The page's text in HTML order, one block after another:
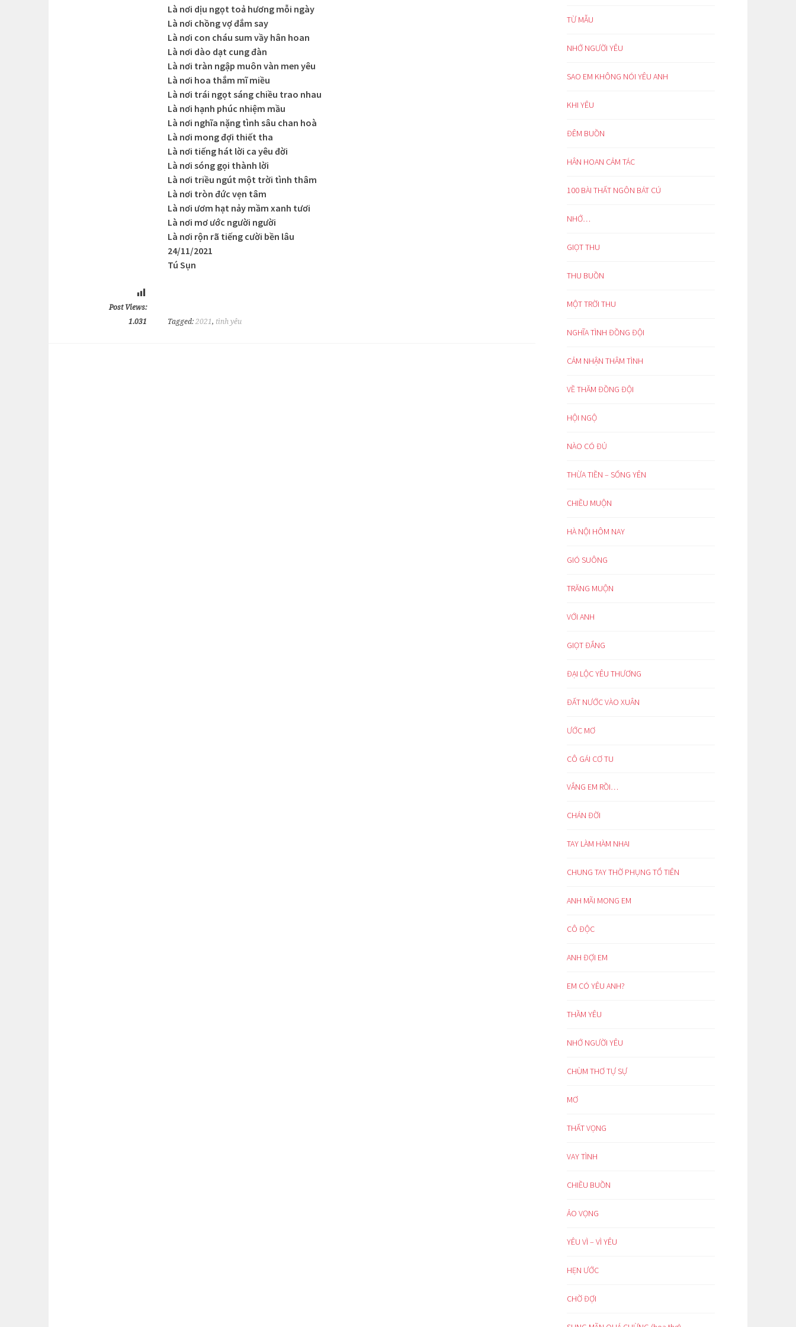
Là nơi dịu ngọt toả hương mỗi ngày
Là nơi chồng vợ đắm say
Là nơi con cháu sum vầy hân hoan
Là nơi dào dạt cung đàn
Là nơi tràn ngập muôn vàn men yêu
Là nơi hoa thắm mĩ miều
Là nơi trái ngọt sáng chiều trao nhau
Là nơi hạnh phúc nhiệm mầu
Là nơi nghĩa nặng tình sâu chan hoà
Là nơi mong đợi thiết tha
Là nơi tiếng hát lời ca yêu đời
Là nơi sóng gọi thành lời
Là nơi triều ngút một trời tình thâm
Là nơi tròn đức vẹn tâm
Là nơi ươm hạt nảy mầm xanh tươi
Là nơi mơ ước người người
Là nơi rộn rã tiếng cười bền lâu
24/11/2021
Tú Sụn
Post Views:
1.031
Tagged: 2021, tình yêu
TỪ MẪU
NHỚ NGƯỜI YÊU
SAO EM KHÔNG NÓI YÊU ANH
KHI YÊU
ĐÊM BUỒN
HÂN HOAN CẢM TÁC
100 BÀI THẤT NGÔN BÁT CÚ
NHỚ…
GIỌT THU
THU BUỒN
MỘT TRỜI THU
NGHĨA TÌNH ĐỒNG ĐỘI
CẢM NHẬN THÂM TÌNH
VỀ THĂM ĐỒNG ĐỘI
HỘI NGỘ
NÀO CÓ ĐỦ
THỪA TIỀN – SỐNG YÊN
CHIỀU MUỘN
HÀ NỘI HÔM NAY
GIÓ SUÔNG
TRĂNG MUỘN
VỚI ANH
GIỌT ĐẮNG
ĐẠI LỘC YÊU THƯƠNG
ĐẤT NƯỚC VÀO XUÂN
ƯỚC MƠ
CÔ GÁI CƠ TU
VẮNG EM RỒI…
CHÁN ĐỜI
TAY LÀM HÀM NHAI
CHUNG TAY THỜ PHỤNG TỔ TIÊN
ANH MÃI MONG EM
CÔ ĐỘC
ANH ĐỢI EM
EM CÓ YÊU ANH?
THẦM YÊU
NHỚ NGƯỜI YÊU
CHÙM THƠ TỰ SỰ
MƠ
THẤT VỌNG
VAY TÌNH
CHIỀU BUỒN
ẢO VỌNG
YÊU VÌ – VÌ YÊU
HẸN ƯỚC
CHỜ ĐỢI